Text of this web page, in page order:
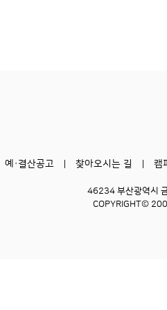
예·결산공고 찾아오시는 길 캠
46234 부산광역시
COPYRIGHT©